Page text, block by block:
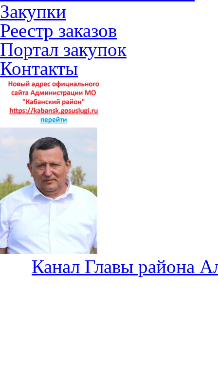
Закупки
Реестр заказов
Портал закупок
Контакты
Канал Главы района